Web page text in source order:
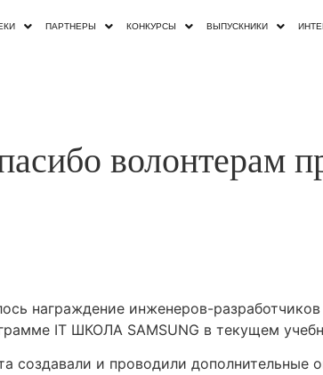
ПАРТНЕРЫ КОНКУРСЫ ВЫПУСКНИКИ
волонтерам
награждение инженеров-
IT ШКОЛА SAMSUNG в текущем
создавали и проводили